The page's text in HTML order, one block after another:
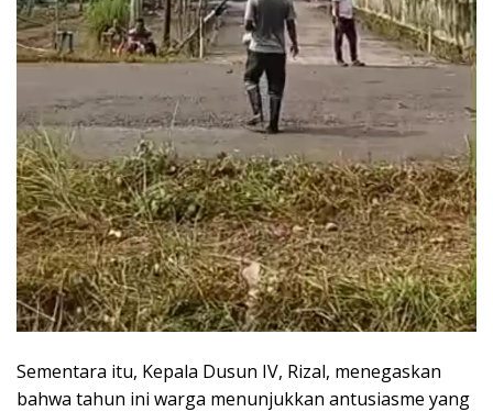
Sementara itu, Kepala Dusun IV, Rizal, menegaskan
bahwa tahun ini warga menunjukkan antusiasme yang